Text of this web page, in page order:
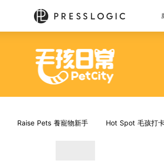
Raise Pets 養寵物新手 Hot Spot 毛孩打